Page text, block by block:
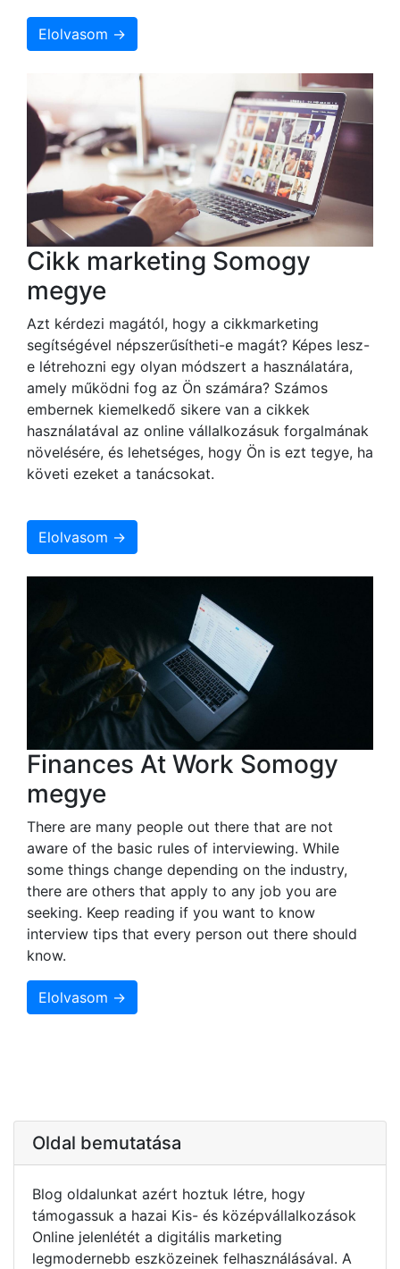
Elolvasom →
Cikk marketing Somogy
megye
Azt kérdezi magától, hogy a cikkmarketing
segítségével népszerűsítheti-e magát? Képes lesz-
e létrehozni egy olyan módszert a használatára,
amely működni fog az Ön számára? Számos
embernek kiemelkedő sikere van a cikkek
használatával az online vállalkozásuk forgalmának
növelésére, és lehetséges, hogy Ön is ezt tegye, ha
követi ezeket a tanácsokat.
Elolvasom →
Finances At Work Somogy
megye
There are many people out there that are not
aware of the basic rules of interviewing. While
some things change depending on the industry,
there are others that apply to any job you are
seeking. Keep reading if you want to know
interview tips that every person out there should
know.
Elolvasom →
Oldal bemutatása
Blog oldalunkat azért hoztuk létre, hogy
támogassuk a hazai Kis- és középvállalkozások
Online jelenlétét a digitális marketing
legmodernebb eszközeinek felhasználásával. A